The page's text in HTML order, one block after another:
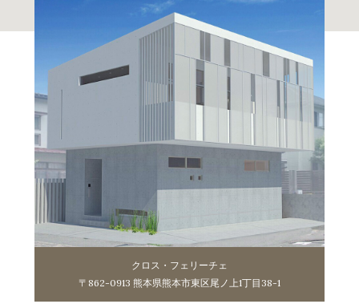
クロス・フェリーチェ
〒862-0913 熊本県熊本市東区尾ノ上1丁目38-1